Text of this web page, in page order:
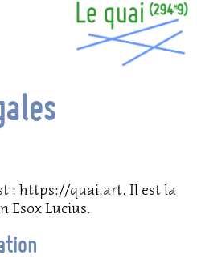
: https://quai.art. Il est la
Esox Lucius.